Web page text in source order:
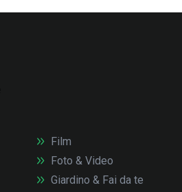
Film
Foto & Video
Giardino & Fai da te